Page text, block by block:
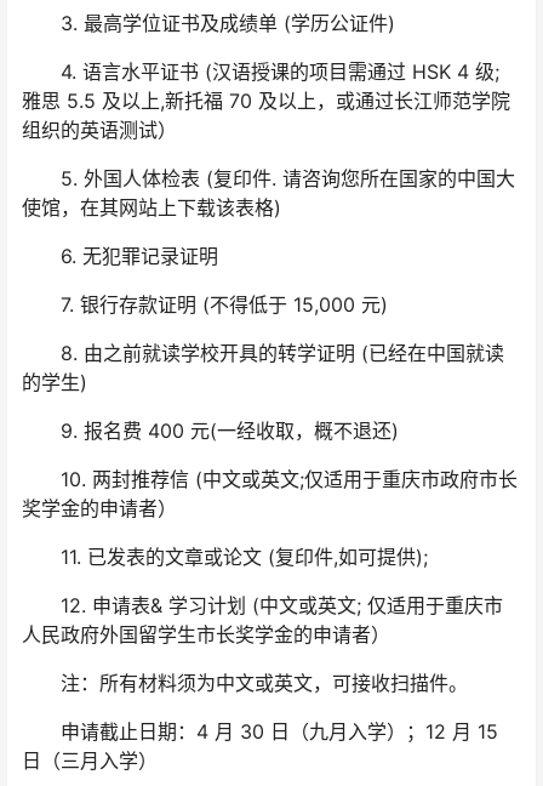
3. 最高学位证书及成绩单 (学历公证件)
4. 语言水平证书 (汉语授课的项目需通过 HSK 4 级;
雅思 5.5 及以上,新托福 70 及以上，或通过长江师范学院
组织的英语测试）
5. 外国人体检表 (复印件. 请咨询您所在国家的中国大
使馆，在其网站上下载该表格)
6. 无犯罪记录证明
7. 银行存款证明 (不得低于 15,000 元)
8. 由之前就读学校开具的转学证明 (已经在中国就读
的学生)
9. 报名费 400 元(一经收取，概不退还)
10. 两封推荐信 (中文或英文;仅适用于重庆市政府市长
奖学金的申请者）
11. 已发表的文章或论文 (复印件,如可提供);
12. 申请表& 学习计划 (中文或英文; 仅适用于重庆市
人民政府外国留学生市长奖学金的申请者）
注：所有材料须为中文或英文，可接收扫描件。
申请截止日期：4 月 30 日（九月入学）；12 月 15
日（三月入学）